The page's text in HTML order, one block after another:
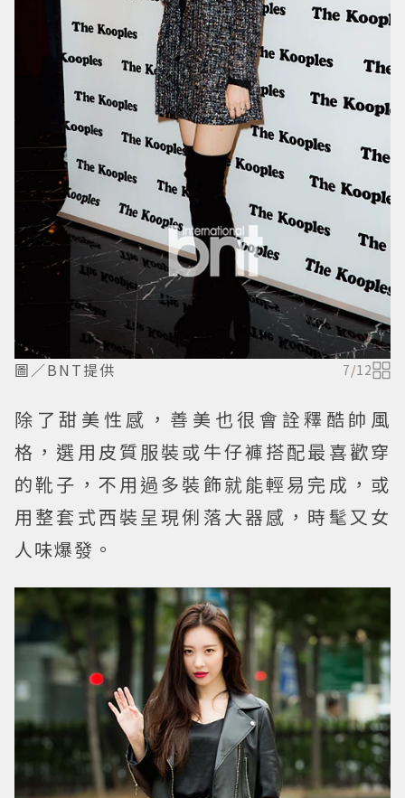
圖／BNT提供 7/12
除了甜美性感，善美也很會詮釋酷帥風
格，選用皮質服裝或牛仔褲搭配最喜歡穿
的靴子，不用過多裝飾就能輕易完成，或
用整套式西裝呈現俐落大器感，時髦又女
人味爆發。